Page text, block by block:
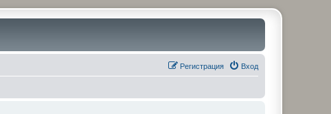
Вход
Регистрация